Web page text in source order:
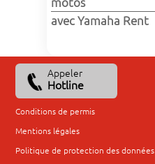
avec Yamaha Rent
Appeler
Hotline
Conditions de permis
Mentions légales
Politique de protection des données